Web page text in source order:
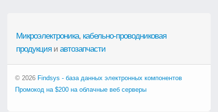
Микроэлектроника, кабельно-проводниковая
продукция и автозапчасти
© 2026 Findsys - база данных электронных компонентов
Промокод на $200 на облачные веб серверы